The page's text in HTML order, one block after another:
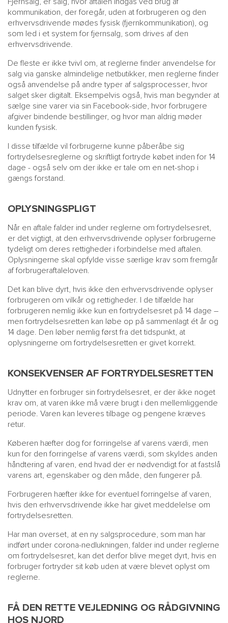
kommunikation, der foregår, uden at forbrugeren og den
erhvervsdrivende mødes fysisk (fjernkommunikation), og
som led i et system for fjernsalg, som drives af den
erhvervsdrivende.
De fleste er ikke tvivl om, at reglerne finder anvendelse for
salg via ganske almindelige netbutikker, men reglerne finder
også anvendelse på andre typer af salgsprocesser, hvor
salget sker digitalt. Eksempelvis også, hvis man begynder at
sælge sine varer via sin Facebook-side, hvor forbrugere
afgiver bindende bestillinger, og hvor man aldrig møder
kunden fysisk.
I disse tilfælde vil forbrugerne kunne påberåbe sig
fortrydelsesreglerne og skriftligt fortryde købet inden for 14
dage - også selv om der ikke er tale om en net-shop i
gængs forstand.
OPLYSNINGSPLIGT
Når en aftale falder ind under reglerne om fortrydelsesret,
er det vigtigt, at den erhvervsdrivende oplyser forbrugerne
tydeligt om deres rettigheder i forbindelse med aftalen.
Oplysningerne skal opfylde visse særlige krav som fremgår
af forbrugeraftaleloven.
Det kan blive dyrt, hvis ikke den erhvervsdrivende oplyser
forbrugeren om vilkår og rettigheder. I de tilfælde har
forbrugeren nemlig ikke kun en fortrydelsesret på 14 dage –
men fortrydelsesretten kan løbe op på sammenlagt ét år og
14 dage. Den løber nemlig først fra det tidspunkt, at
oplysningerne om fortrydelsesretten er givet korrekt.
KONSEKVENSER AF FORTRYDELSESRETTEN
Udnytter en forbruger sin fortrydelsesret, er der ikke noget
krav om, at varen ikke må være brugt i den mellemliggende
periode. Varen kan leveres tilbage og pengene kræves
retur.
Køberen hæfter dog for forringelse af varens værdi, men
kun for den forringelse af varens værdi, som skyldes anden
håndtering af varen, end hvad der er nødvendigt for at fastslå
varens art, egenskaber og den måde, den fungerer på.
Forbrugeren hæfter ikke for eventuel forringelse af varen,
hvis den erhvervsdrivende ikke har givet meddelelse om
fortrydelsesretten.
Har man overset, at en ny salgsprocedure, som man har
indført under corona-nedlukningen, falder ind under reglerne
om fortrydelsesret, kan det derfor blive meget dyrt, hvis en
forbruger fortryder sit køb uden at være blevet oplyst om
reglerne.
FÅ DEN RETTE VEJLEDNING OG RÅDGIVNING
HOS NJORD